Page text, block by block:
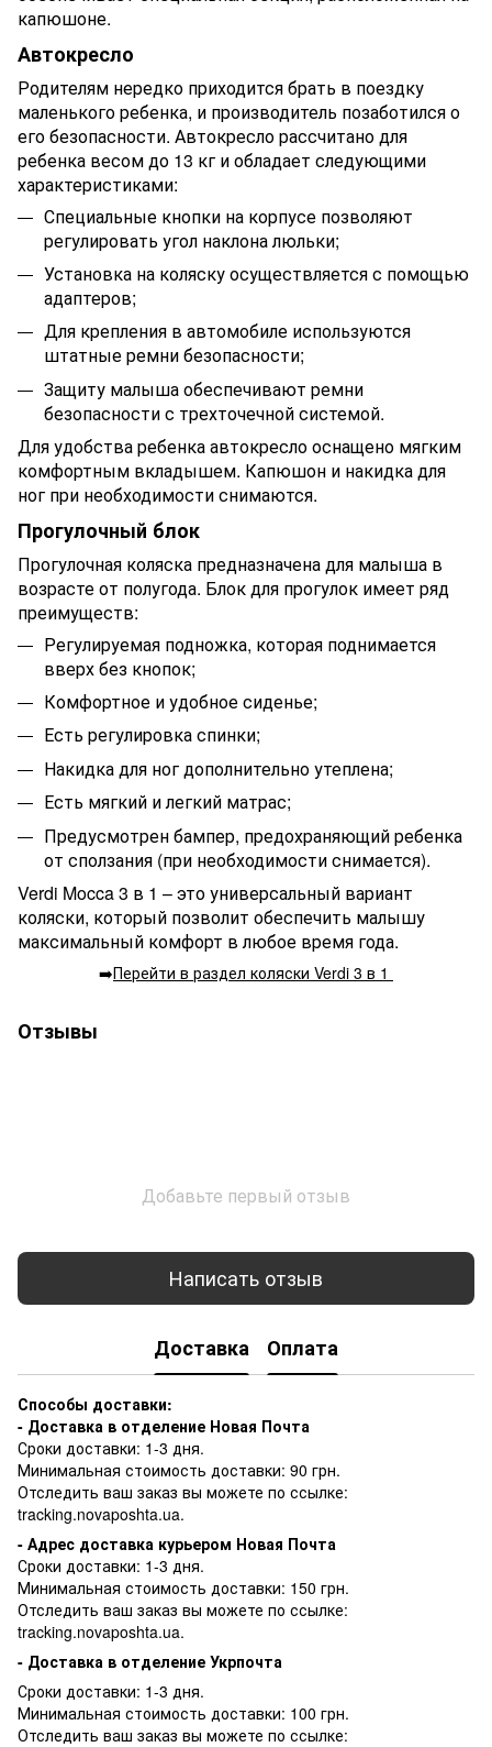
капюшоне.
Автокресло
Родителям нередко приходится брать в поездку
маленького ребенка, и производитель позаботился о
его безопасности. Автокресло рассчитано для
ребенка весом до 13 кг и обладает следующими
характеристиками:
Специальные кнопки на корпусе позволяют
регулировать угол наклона люльки;
Установка на коляску осуществляется с помощью
адаптеров;
Для крепления в автомобиле используются
штатные ремни безопасности;
Защиту малыша обеспечивают ремни
безопасности с трехточечной системой.
Для удобства ребенка автокресло оснащено мягким
комфортным вкладышем. Капюшон и накидка для
ног при необходимости снимаются.
Прогулочный блок
Прогулочная коляска предназначена для малыша в
возрасте от полугода. Блок для прогулок имеет ряд
преимуществ:
Регулируемая подножка, которая поднимается
вверх без кнопок;
Комфортное и удобное сиденье;
Есть регулировка спинки;
Накидка для ног дополнительно утеплена;
Есть мягкий и легкий матрас;
Предусмотрен бампер, предохраняющий ребенка
от сползания (при необходимости снимается).
Verdi Mocca 3 в 1 – это универсальный вариант
коляски, который позволит обеспечить малышу
максимальный комфорт в любое время года.
➡️Перейти в раздел коляски Verdi 3 в 1
Отзывы
Добавьте первый отзыв
Написать отзыв
Доставка Оплата
Способы доставки:
- Доставка в отделение Новая Почта
Сроки доставки: 1-3 дня.
Минимальная стоимость доставки: 90 грн.
Отследить ваш заказ вы можете по ссылке:
tracking.novaposhta.ua.
- Адрес доставка курьером Новая Почта
Сроки доставки: 1-3 дня.
Минимальная стоимость доставки: 150 грн.
Отследить ваш заказ вы можете по ссылке:
tracking.novaposhta.ua.
- Доставка в отделение Укрпочта
Сроки доставки: 1-3 дня.
Минимальная стоимость доставки: 100 грн.
Отследить ваш заказ вы можете по ссылке: